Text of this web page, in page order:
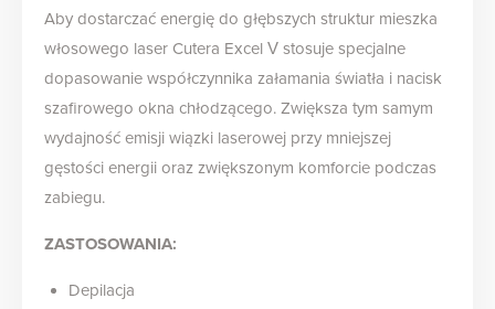
Aby dostarczać energię do głębszych struktur mieszka
włosowego laser Cutera Excel V stosuje specjalne
dopasowanie współczynnika załamania światła i nacisk
szafirowego okna chłodzącego. Zwiększa tym samym
wydajność emisji wiązki laserowej przy mniejszej
gęstości energii oraz zwiększonym komforcie podczas
zabiegu.
ZASTOSOWANIA:
Depilacja